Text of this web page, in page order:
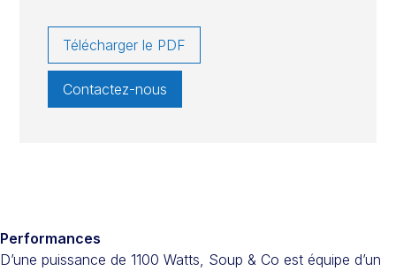
Télécharger le PDF
Contactez-nous
Performances
D’une puissance de 1100 Watts, Soup & Co est équipe d’un